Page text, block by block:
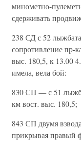
минометно-
сдерживать
238 СД с 52
сопротивление пр-
выс. 180,5, к 13.00
имела, вела бой:
830 СП — с 51
км вост. выс. 180,5;
843 СП двумя
прикрывая правый